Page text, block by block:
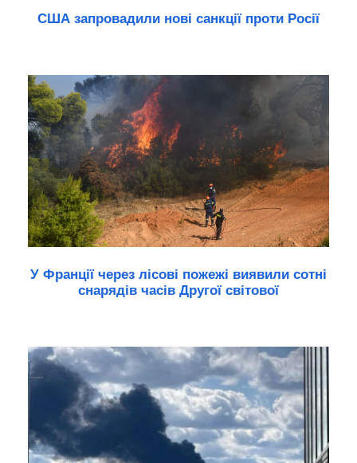
США запровадили нові санкції проти Росії
У Франції через лісові пожежі виявили сотні
снарядів часів Другої світової